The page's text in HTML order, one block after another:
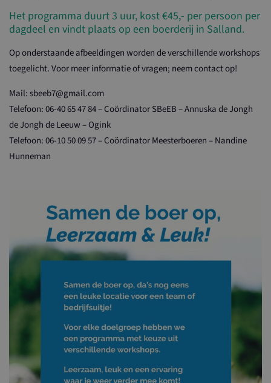
Het programma duurt 3 uur, kost €45,- per persoon per
dagdeel en vindt plaats op een boerderij in Salland.
Op onderstaande afbeeldingen worden de verschillende workshops
toegelicht. Voor meer informatie of vragen; neem contact op!
Mail: sbeeb7@gmail.com
Telefoon: 06-40 65 47 84 – Coördinator SBeEB – Annuska de Jongh
de Jongh de Leeuw – Ogink
Telefoon: 06-10 50 09 57 – Coördinator Meesterboeren – Nandine
Hunneman